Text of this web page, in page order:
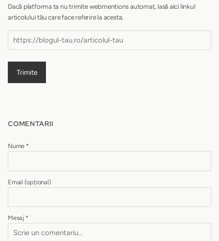
Dacă platforma ta nu trimite webmentions automat, lasă aici linkul
articolului tău care face referire la acesta.
Trimite
COMENTARII
Nume *
Email (opțional)
Mesaj *